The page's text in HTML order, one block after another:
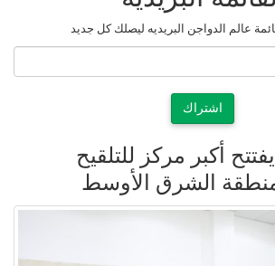
عالم الدواجن البريديه ليصلك كل جديد
اشتراك
أكبر مركز للتلقيح
الشرق الأوسط